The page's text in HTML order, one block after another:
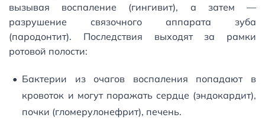
вызывая воспаление (гингивит), а затем —
разрушение связочного аппарата зуба
(пародонтит). Последствия выходят за рамки
ротовой полости:
Бактерии из очагов воспаления попадают в
кровоток и могут поражать сердце (эндокардит),
почки (гломерулонефрит), печень.